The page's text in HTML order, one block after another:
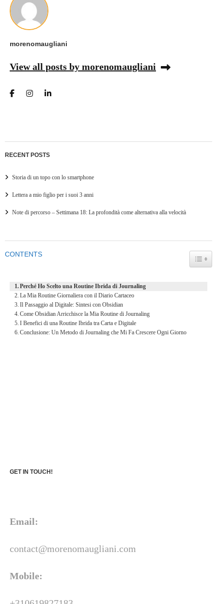
morenomaugliani
View all posts by morenomaugliani
RECENT POSTS
Storia di un topo con lo smartphone
Lettera a mio figlio per i suoi 3 anni
Note di percorso – Settimana 18: La profondità come alternativa alla velocità
CONTENTS
Perché Ho Scelto una Routine Ibrida di Journaling
La Mia Routine Giornaliera con il Diario Cartaceo
Il Passaggio al Digitale: Sintesi con Obsidian
Come Obsidian Arricchisce la Mia Routine di Journaling
I Benefici di una Routine Ibrida tra Carta e Digitale
Conclusione: Un Metodo di Journaling che Mi Fa Crescere Ogni Giorno
GET IN TOUCH!
Email:
contact@morenomaugliani.com
Mobile: